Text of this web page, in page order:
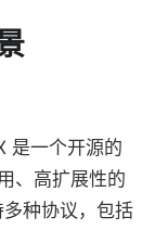
是一个开源的
、高扩展性的
种协议，包括